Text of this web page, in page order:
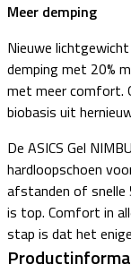
Meer demping
Nieuwe lichtgewicht
demping met 20%
met meer comfort.
biobasis uit
De ASICS Gel
hardloopschoen
afstanden of snelle
is top. Comfort in
stap is dat het